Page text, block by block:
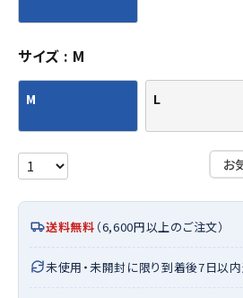
サイズ M
M L
お
送料無料 （6,600円以上のご注文）
未使用・未開封に限り到着後7日以